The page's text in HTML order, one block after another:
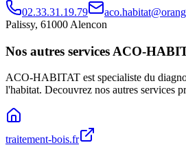
02.33.31.19.79
Palissy, 61000 Alencon
Nos autres services ACO-
ACO-HABITAT est specialiste du
l'habitat. Decouvrez nos autres services
traitement-bois.fr